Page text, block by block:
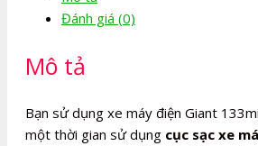
Đánh giá (0)
Mô tả
Bạn sử dụng xe máy điện Giant
một thời gian sử dụng cục sạc xe